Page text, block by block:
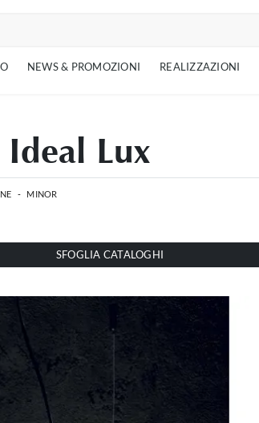
NEWS & PROMOZIONI REALIZZAZIONI
Lux
- MINOR
SFOGLIA CATALOGHI